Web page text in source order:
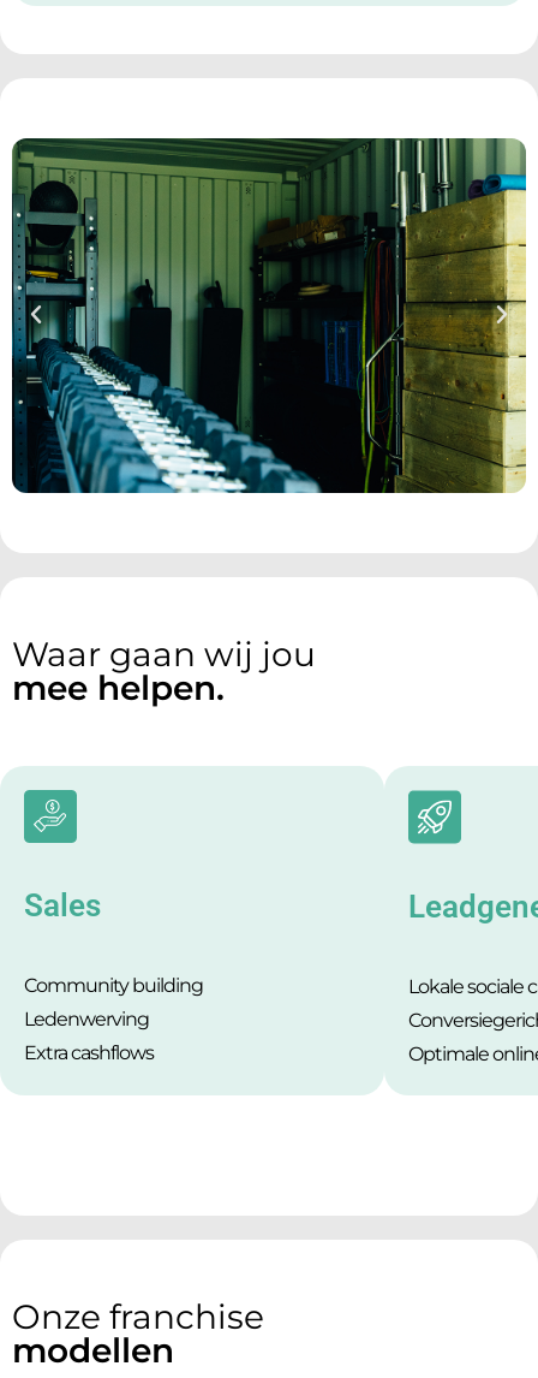
Waar gaan wij jou
mee helpen.
Sales
Community building
Ledenwerving
Extra cashflows
Lokale sociale
Optimale
Onze franchise
modellen